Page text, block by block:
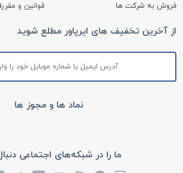
فروش به شرکت ها
قوانین و
از آخرین تخفیف های ایرپاور مطلع شوید
نماد ها و مجوز ها
ما را در شبکه‌های اجتماعی